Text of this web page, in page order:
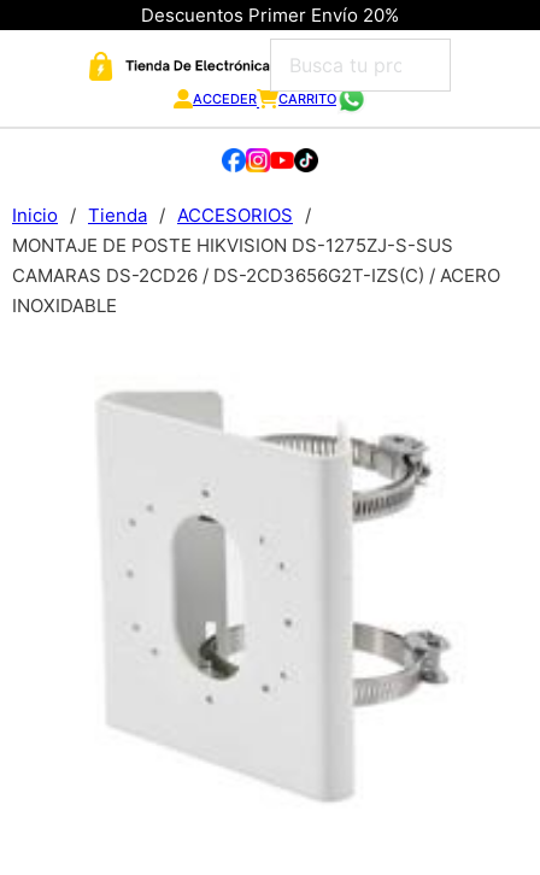
Descuentos Primer Envío 20%
ACCEDER CARRITO
Inicio / Tienda / ACCESORIOS
/
MONTAJE DE POSTE HIKVISION DS-1275ZJ-S-SUS
CAMARAS DS-2CD26 / DS-2CD3656G2T-IZS(C) / ACERO
INOXIDABLE